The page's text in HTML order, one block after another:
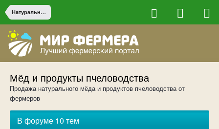
Натуральные продукты от фермеров
Мёд и продукты пчеловодства
Продажа натурального мёда и продуктов пчеловодства от
фермеров
В форуме 10 тем